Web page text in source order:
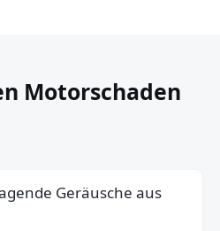
Motorschaden
Geräusche aus